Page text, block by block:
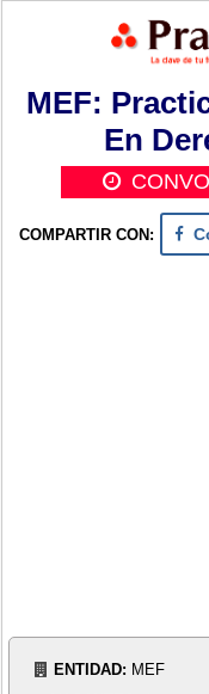
MEF:
En
COMPARTIR CON:
ENTIDAD: MEF